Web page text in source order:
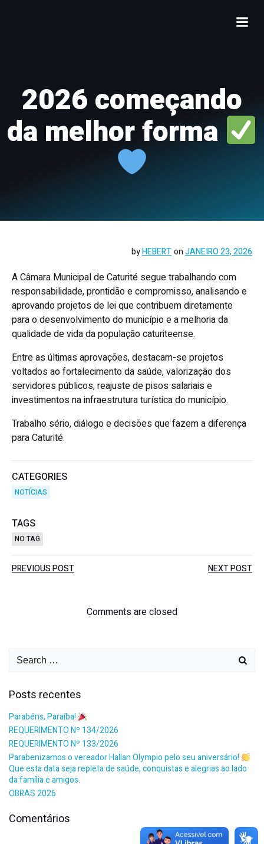
2026 começando
da melhor forma
byHEBERTonJANEIRO 23, 2026
A Câmara Municipal de Caturité segue trabalhando com
responsabilidade, prontidão e compromisso, analisando e
aprovando projetos de lei que contribuem diretamente
para o desenvolvimento do município e a melhoria da
qualidade de vida da população caturiteense.
Entre as últimas aprovações, destacam-se projetos
voltados ao fortalecimento da saúde, valorização dos
servidores públicos, reajuste de pisos salariais e
investimentos na infraestrutura turística do município.
Trabalho sério, diálogo e decisões que fazem a diferença
para Caturité.
CATEGORIES
NOTÍCIAS
TAGS
NO TAG
PREVIOUS POST NEXT POST
Comments are closed
Posts recentes
Parabéns, Paraíba!
REQUERIMENTO Nº 134/2026
REQUERIMENTO Nº 133/2026
Parabenizamos o vereador Hallan Olympio pelo seu aniversário!
Que esta data seja repleta de saúde, conquistas e alegrias ao lado
da família e amigos.
OBRAS 2026
Comentários